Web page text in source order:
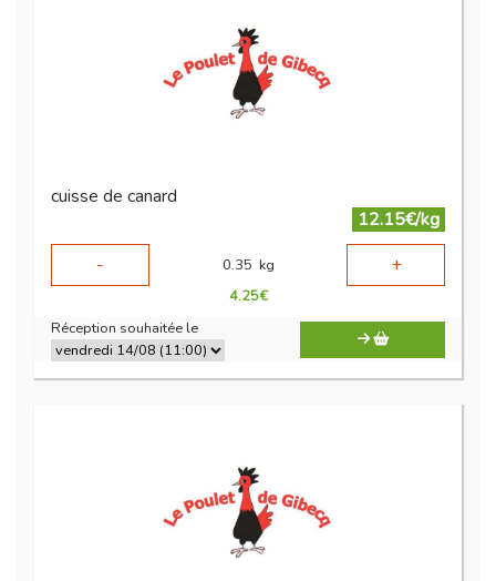
cuisse de canard
12.15€/kg
-
0.35 kg +
4.25€
Réception souhaitée le